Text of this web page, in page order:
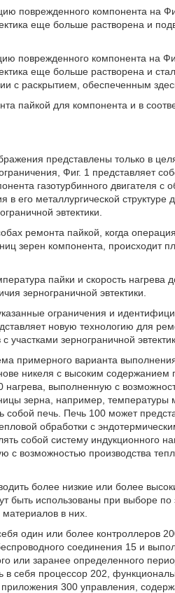
поврежденного компонента на
еще больше растворена и
поврежденного компонента на
еще больше растворена и
с раскрытием, обеспеченным
пайкой для компонента и в
представлены только в
Фиг. 1 представляет
газотурбинного двигателя с
в его металлургической
эвтектики.
ремонта пайкой, когда
зерен компонента, происходит
пайки и скорость
зернограничной эвтектики.
ограничения и
новую технологию для
зернограничной
примерного варианта
никеля с высоким
выполненную с
зерна, например,
печь. Печь 100 может
обработки с
собой систему индукционного
возможностью производства
более низкие или более
быть использованы при выборе
в них.
один или более контроллеров
соединения 15 и
или заранее определенного
в себя процессор 202,
300 управления,